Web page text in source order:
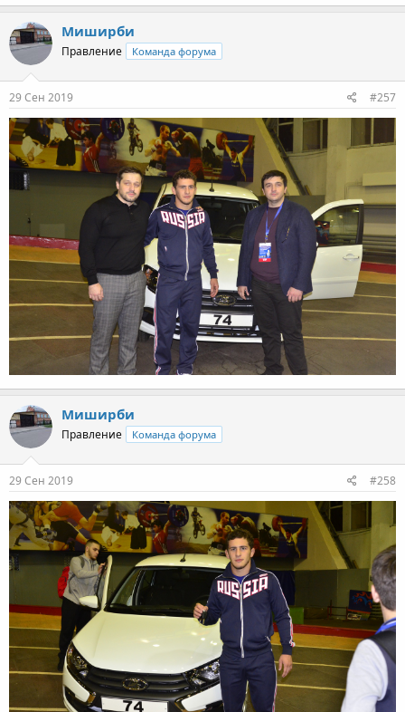
Миширби
Правление Команда форума
29 Сен 2019 #257
Миширби
Правление Команда форума
29 Сен 2019 #258